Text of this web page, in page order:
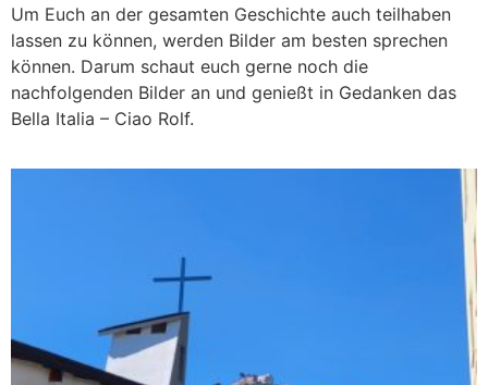
Um Euch an der gesamten Geschichte auch teilhaben
lassen zu können, werden Bilder am besten sprechen
können. Darum schaut euch gerne noch die
nachfolgenden Bilder an und genießt in Gedanken das
Bella Italia – Ciao Rolf.